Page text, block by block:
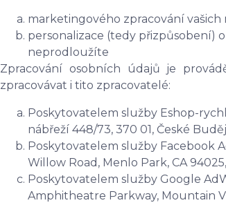
marketingového zpracování
personalizace (tedy
neprodloužíte
Zpracování osobních údajů je
zpracovávat i tito zpracovatelé:
Poskytovatelem služby Eshop-
nábřeží 448/73, 370 01, České
Poskytovatelem služby Facebook
Willow Road, Menlo Park, CA
Poskytovatelem služby Google
Amphitheatre Parkway, Mountain